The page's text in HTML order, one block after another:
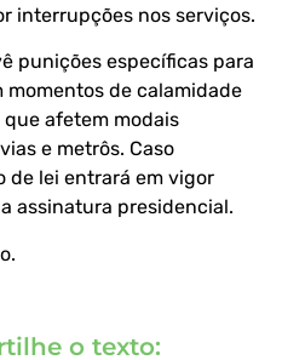
interrupções nos serviços.
punições específicas para
momentos de calamidade
afetem modais
e metrôs. Caso
de lei entrará em vigor
assinatura presidencial.
.
o texto: